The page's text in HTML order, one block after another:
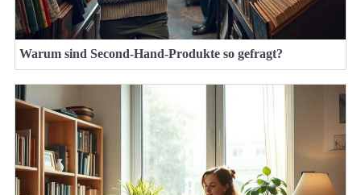
Warum sind Second-Hand-Produkte so gefragt?